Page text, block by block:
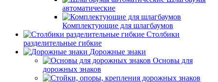
автоматические
Комплектующие для шлагбаумов
Столбики
разделительные гибкие
Дорожные знаки
Основы для
дорожных знаков